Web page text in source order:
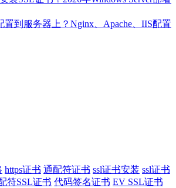
置到服务器上？Nginx、Apache、IIS配置
https证书 通配符证书 ssl证书安装 ssl证书
符SSL证书 代码签名证书 EV SSL证书